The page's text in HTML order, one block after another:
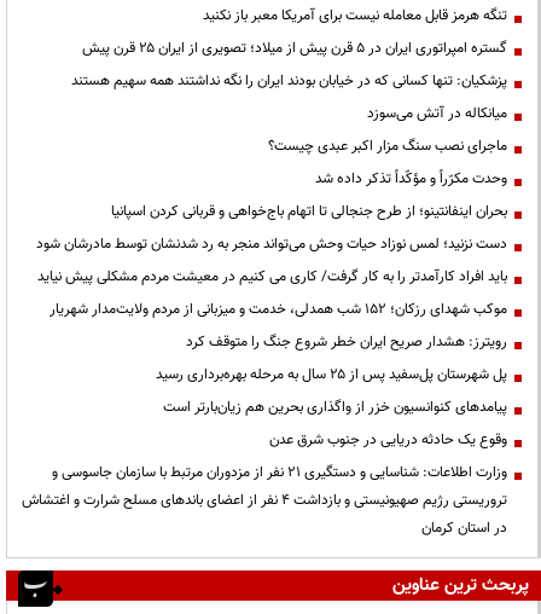
تنگه هرمز قابل معامله نیست برای آمریکا معبر باز نکنید
گستره امپراتوری ایران در ۵ قرن پیش از میلاد؛ تصویری از ایران ۲۵ قرن پیش
پزشکیان: تنها کسانی که در خیابان بودند ایران را نگه نداشتند همه سهیم هستند
میانکاله در آتش می‌سوزد
ماجرای نصب سنگ مزار اکبر عبدی چیست؟
وحدت مکرّراً و مؤکّداً تذکر داده شد
بحران اینفانتینو؛ از طرح جنجالی تا اتهام باج‌خواهی و قربانی کردن اسپانیا
دست نزنید؛ لمس نوزاد حیات وحش می‌تواند منجر به رد شدنشان توسط مادرشان شود
باید افراد کارآمدتر را به کار گرفت/ کاری می کنیم در معیشت مردم مشکلی پیش نیاید
موکب شهدای رزکان؛ ۱۵۲ شب همدلی، خدمت و میزبانی از مردم ولایت‌مدار شهریار
رویترز: هشدار صریح ایران خطر شروع جنگ را متوقف کرد
پل شهرستان پل‌سفید پس از ۲۵ سال به مرحله بهره‌برداری رسید
پیامدهای کنوانسیون خزر از واگذاری بحرین هم زیان‌بارتر است
وقوع یک حادثه دریایی در جنوب شرق عدن
وزارت اطلاعات: شناسایی و دستگیری ۲۱ نفر از مزدوران مرتبط با سازمان جاسوسی و
تروریستی رژیم صهیونیستی و بازداشت ۴ نفر از اعضای باندهای مسلح شرارت و اغتشاش
در استان کرمان
پربحث ترین عناوین